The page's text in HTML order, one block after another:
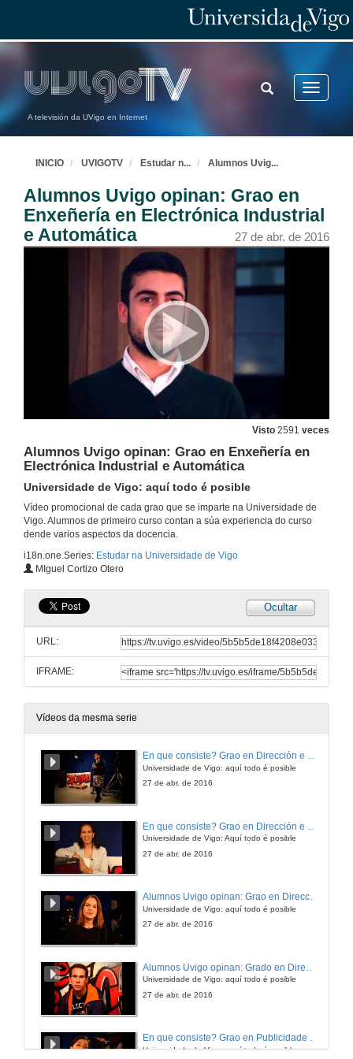
A televisión da UVigo en Internet
Toggle
TOGGLE
SEARCH
INICIO UVIGOTV Estudar n... Alumnos Uvig...
Alumnos Uvigo opinan: Grao en
Enxeñería en Electrónica Industrial
e Automática
27 de abr. de 2016
Visto 2591 veces
Alumnos Uvigo opinan: Grao en Enxeñería en
Electrónica Industrial e Automática
Universidade de Vigo: aquí todo é posible
Vídeo promocional de cada grao que se imparte na Universidade de
Vigo. Alumnos de primeiro curso contan a súa experiencia do curso
dende varios aspectos da docencia.
i18n.one.Series: Estudar na Universidade de Vigo
MIguel Cortizo Otero
Ocultar
URL:
IFRAME:
Vídeos da mesma serie
En que consiste? Grao en Dirección e Gestión Pública
Universidade de Vigo: aquí todo é posible
27 de abr. de 2016
Universidade de Vigo: Aquí todo é posible
27 de abr. de 2016
Alumnos Uvigo opinan: Grao en Dirección e Xestión Pública
Universidade de Vigo: aquí todo é posible
27 de abr. de 2016
Universidade de Vigo: aquí todo é posible
27 de abr. de 2016
En que consiste? Grao en Publicidade e Relacións Públicas
Universidade de Vigo: aquí todo é posible